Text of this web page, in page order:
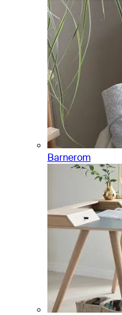
Barnerom